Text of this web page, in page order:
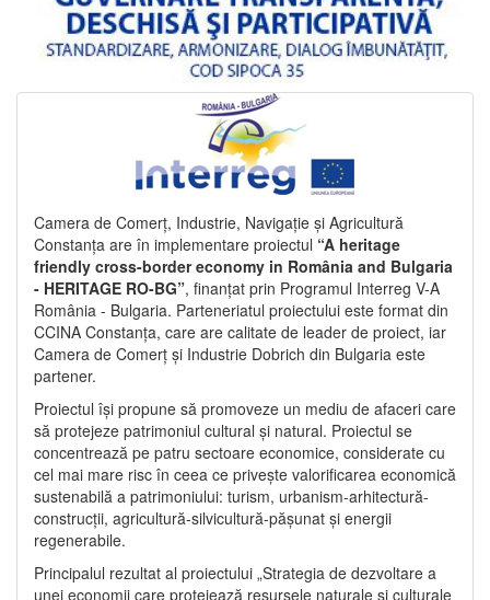
Camera de Comerț, Industrie, Navigație și Agricultură
Constanța are în implementare proiectul “A heritage
friendly cross-border economy in România and Bulgaria
- HERITAGE RO-BG”, finanțat prin Programul Interreg V-A
România - Bulgaria. Parteneriatul proiectului este format din
CCINA Constanța, care are calitate de leader de proiect, iar
Camera de Comerț și Industrie Dobrich din Bulgaria este
partener.
Proiectul își propune să promoveze un mediu de afaceri care
să protejeze patrimoniul cultural și natural. Proiectul se
concentrează pe patru sectoare economice, considerate cu
cel mai mare risc în ceea ce privește valorificarea economică
sustenabilă a patrimoniului: turism, urbanism-arhitectură-
construcții, agricultură-silvicultură-pășunat și energii
regenerabile.
Principalul rezultat al proiectului „Strategia de dezvoltare a
unei economii care protejează resursele naturale și culturale